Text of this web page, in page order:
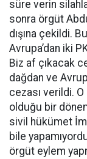
süre verin
sonra örgüt
dışına çekildi.
Avrupa’dan iki
Biz af çıkacak
dağdan ve
cezası verildi.
olduğu bir
sivil hükümet
bile
örgüt eylem